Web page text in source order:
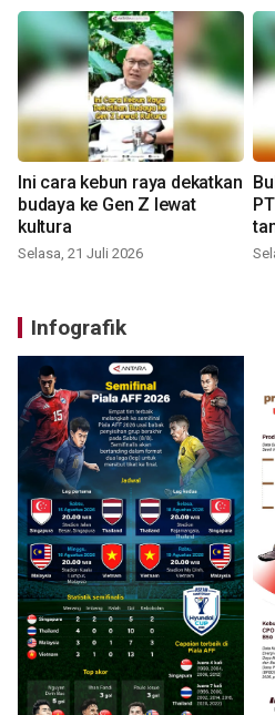
Ini cara kebun raya dekatkan
budaya ke Gen Z lewat
kultura
Selasa, 21 Juli 2026
Infografik